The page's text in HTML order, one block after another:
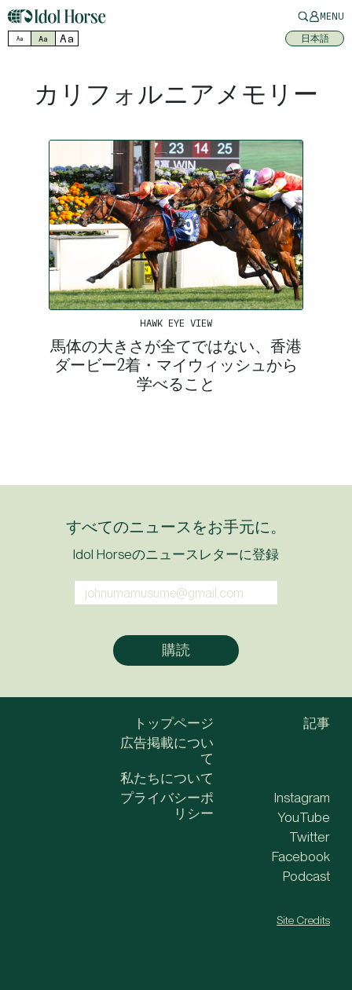
MENU
Aa Aa Aa 日本語
カリフォルニアメモリー
HAWK EYE VIEW
馬体の大きさが全てではない、香港
ダービー2着・マイウィッシュから
学べること
すべてのニュースをお手元に。
Idol Horseのニュースレターに登録
トップページ
広告掲載につい
て
私たちについて
記事
プライバシーポ
リシー
Instagram
YouTube
Twitter
Facebook
Podcast
Site Credits